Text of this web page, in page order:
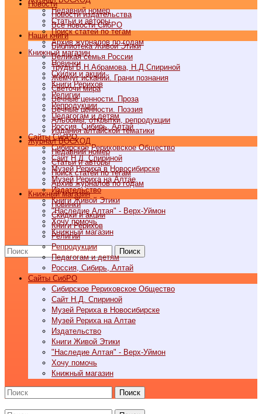
Недавний номер
Статьи и авторы
Поиск статей по тегам
Архив журналов по годам
Книжный магазин
Новинки
Скидки и акции
Книги Рерихов
Религии
Репродукции
Педагогам и детям
Россия, Сибирь, Алтай
Cайты СибРО
Сибирское Рериховское Общество
Сайт Н.Д. Спириной
Музей Рериха в Новосибирске
Музей Рериха на Алтае
Издательство
Книги Живой Этики
"Наследие Алтая" - Верх-Уймон
Хочу помочь
Книжный магазин
Поиск
Новости
Новости издательства
Все новости СибРО
Наши книги
Библиотека Живой Этики
Великая семья России
Труды Б.Н.Абрамова, Н.Д.Спириной
Жемчуг исканий. Грани познания
Светочи мира
Вечные ценности. Проза
Вечные ценности. Поэзия
Альбомы, открытки, репродукции
Издания алтайской тематики
Журнал ВОСХОД
Недавний номер
Статьи и авторы
Поиск статей по тегам
Архив журналов по годам
Книжный магазин
Новинки
Скидки и акции
Книги Рерихов
Религии
Репродукции
Педагогам и детям
Россия, Сибирь, Алтай
Cайты СибРО
Сибирское Рериховское Общество
Сайт Н.Д. Спириной
Музей Рериха в Новосибирске
Музей Рериха на Алтае
Издательство
Книги Живой Этики
"Наследие Алтая" - Верх-Уймон
Хочу помочь
Книжный магазин
Поиск